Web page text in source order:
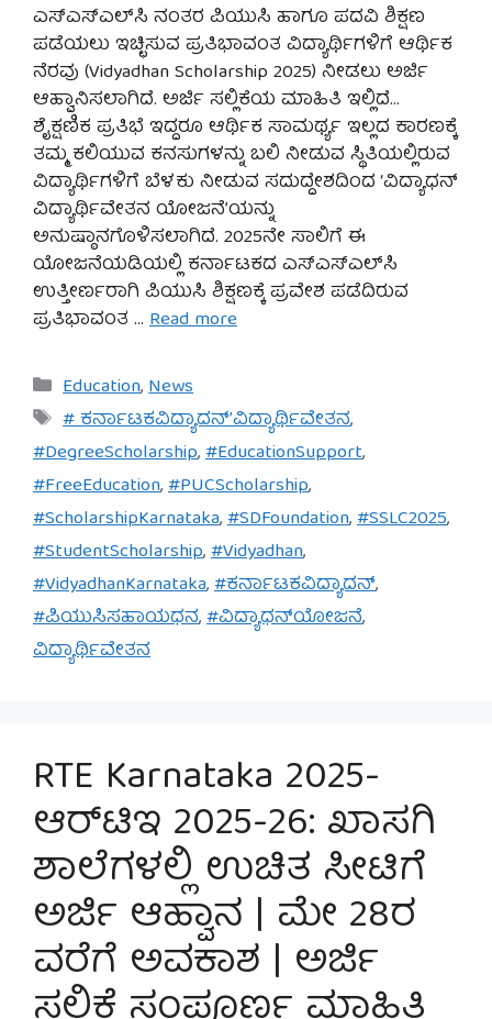
ಎಸ್‌ಎಸ್‌ಎಲ್‌ಸಿ ನಂತರ ಪಿಯುಸಿ ಹಾಗೂ ಪದವಿ ಶಿಕ್ಷಣ
ಪಡೆಯಲು ಇಚ್ಛಿಸುವ ಪ್ರತಿಭಾವಂತ ವಿದ್ಯಾರ್ಥಿಗಳಿಗೆ ಆರ್ಥಿಕ
ನೆರವು (Vidyadhan Scholarship 2025) ನೀಡಲು ಅರ್ಜಿ
ಆಹ್ವಾನಿಸಲಾಗಿದೆ. ಅರ್ಜಿ ಸಲ್ಲಿಕೆಯ ಮಾಹಿತಿ ಇಲ್ಲಿದೆ…
ಶೈಕ್ಷಣಿಕ ಪ್ರತಿಭೆ ಇದ್ದರೂ ಆರ್ಥಿಕ ಸಾಮರ್ಥ್ಯ ಇಲ್ಲದ ಕಾರಣಕ್ಕೆ
ತಮ್ಮ ಕಲಿಯುವ ಕನಸುಗಳನ್ನು ಬಲಿ ನೀಡುವ ಸ್ಥಿತಿಯಲ್ಲಿರುವ
ವಿದ್ಯಾರ್ಥಿಗಳಿಗೆ ಬೆಳಕು ನೀಡುವ ಸದುದ್ದೇಶದಿಂದ ‘ವಿದ್ಯಾಧನ್
ವಿದ್ಯಾರ್ಥಿವೇತನ ಯೋಜನೆ’ಯನ್ನು
ಅನುಷ್ಠಾನಗೊಳಿಸಲಾಗಿದೆ. 2025ನೇ ಸಾಲಿಗೆ ಈ
ಯೋಜನೆಯಡಿಯಲ್ಲಿ ಕರ್ನಾಟಕದ ಎಸ್‌ಎಸ್‌ಎಲ್‌ಸಿ
ಉತ್ತೀರ್ಣರಾಗಿ ಪಿಯುಸಿ ಶಿಕ್ಷಣಕ್ಕೆ ಪ್ರವೇಶ ಪಡೆದಿರುವ
ಪ್ರತಿಭಾವಂತ … Read more
Categories
Education,News
Tags
# ಕರ್ನಾಟಕವಿದ್ಯಾದನ್’ವಿದ್ಯಾರ್ಥಿವೇತನ,
#DegreeScholarship,#EducationSupport,
#FreeEducation,#PUCScholarship,
#ScholarshipKarnataka,#SDFoundation,#SSLC2025,
#StudentScholarship,#Vidyadhan,
#VidyadhanKarnataka,#ಕರ್ನಾಟಕವಿದ್ಯಾದನ್,
#ಪಿಯುಸಿಸಹಾಯಧನ,#ವಿದ್ಯಾಧನ್‌ಯೋಜನೆ,
ವಿದ್ಯಾರ್ಥಿವೇತನ
RTE Karnataka 2025-
ಆರ್‌ಟಿಇ 2025-26: ಖಾಸಗಿ
ಶಾಲೆಗಳಲ್ಲಿ ಉಚಿತ ಸೀಟಿಗೆ
ಅರ್ಜಿ ಆಹ್ವಾನ | ಮೇ 28ರ
ವರೆಗೆ ಅವಕಾಶ | ಅರ್ಜಿ